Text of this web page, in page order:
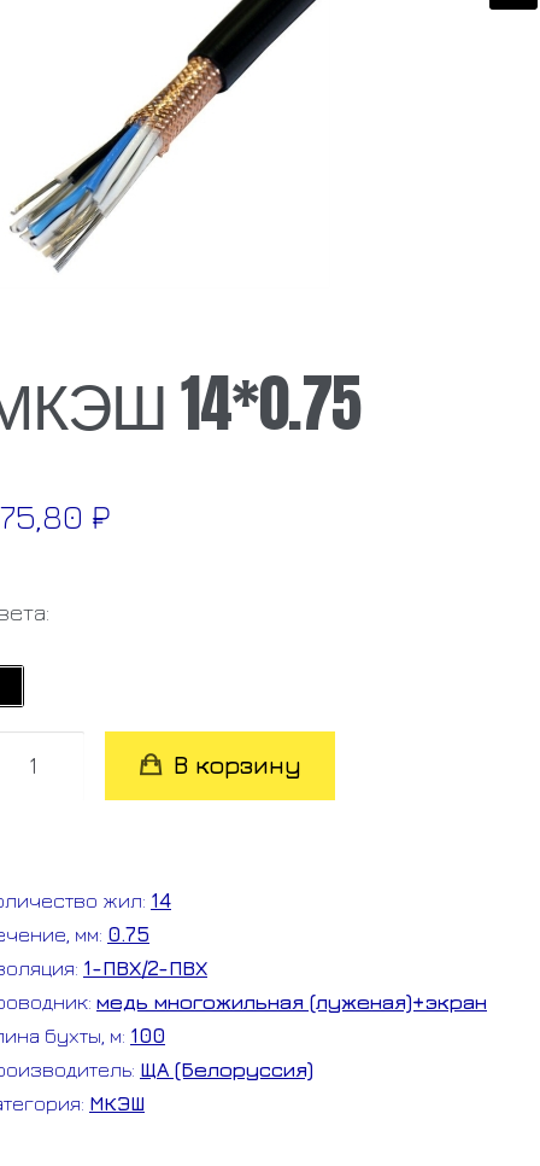
14*0.75
₽
В корзину
жил: 14
мм: 0.75
1-ПВХ/2-ПВХ
медь многожильная (луженая)+экран
бухты, м: 100
ЩА (Белоруссия)
МКЭШ